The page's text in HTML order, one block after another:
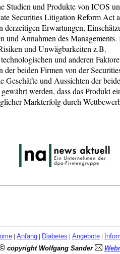
Studien und Produkte von ICOS
Securities Litigation Reform Act
derzeitigen Erwartungen,
und Annahmen des Managements.
und Unwägbarkeiten z.B.
und anderen
der beiden Firmen von der
und Aussichten der
werden, dass das Produkt
Markterfolg durch
| Anfang | Diabetes | Angebote |
copyright Wolfgang Sander